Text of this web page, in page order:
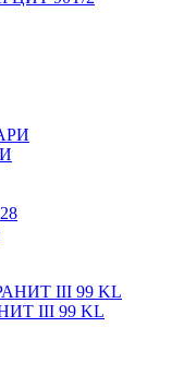
III 99 KL